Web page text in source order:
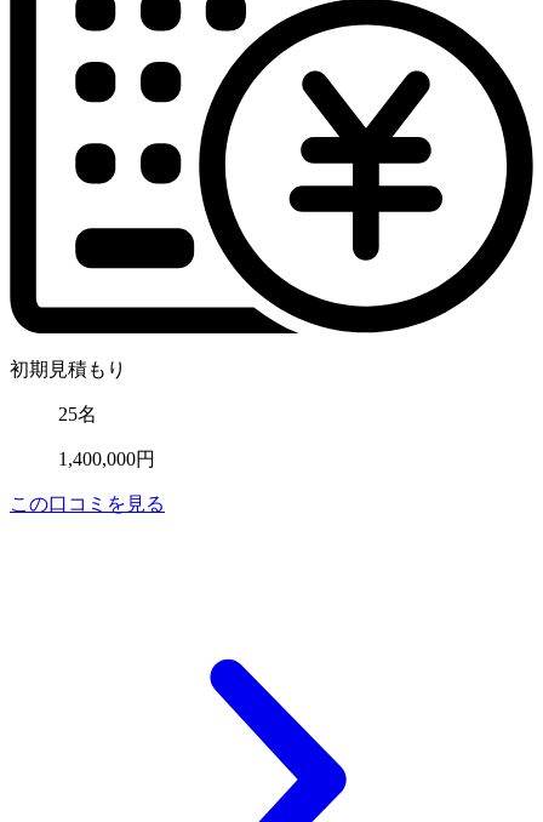
初期見積もり
25名
1,400,000円
この口コミを見る